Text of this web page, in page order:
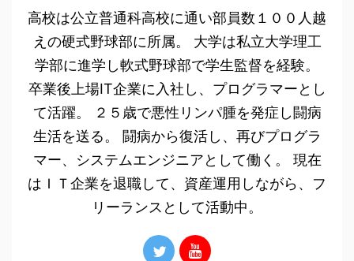
高校は公立普通科高校に通い部員数１００人越
えの硬式野球部に所属。 大学は私立大学理工
学部に進学し軟式野球部で学生監督を経験。
卒業後上場IT企業に入社し、プログラマーとし
て活躍。 ２５歳で悪性リンパ腫を発症し闘病
生活を送る。 闘病から復活し、再びプログラ
マー、システムエンジニアとして働く。 現在
はＩＴ企業を退職して、資産運用しながら、フ
リーランスとして活動中。